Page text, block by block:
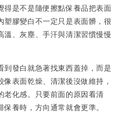
得是不是隨便擦點保養品把表面
塑膠變白不一定只是表面髒，很
溫、灰塵、手汗與清潔習慣慢慢
到發白就急著找東西蓋掉，而是
表面乾燥、清潔後沒做維持，
老化感。只要前面的原因看清
養時，方向通常就會更準。